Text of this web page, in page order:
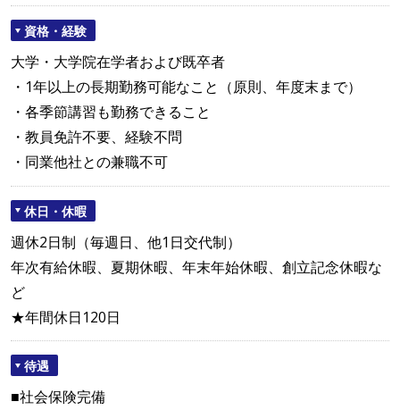
資格・経験
大学・大学院在学者および既卒者
・1年以上の長期勤務可能なこと（原則、年度末まで）
・各季節講習も勤務できること
・教員免許不要、経験不問
・同業他社との兼職不可
休日・休暇
週休2日制（毎週日、他1日交代制）
年次有給休暇、夏期休暇、年末年始休暇、創立記念休暇な
ど
★年間休日120日
待遇
■社会保険完備